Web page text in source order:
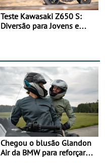
Teste Kawasaki Z650 S:
Diversão para Jovens e
Chegou o blusão Glandon
Air da BMW para reforçar